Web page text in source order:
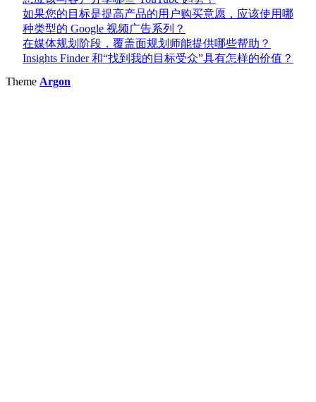
如果您的目标是提高产品的用户购买意愿，应该使用哪
种类型的 Google 视频广告系列？
在媒体规划阶段，覆盖面规划师能提供哪些帮助？
Insights Finder 和“找到我的目标受众”具有怎样的价值？
Theme Argon